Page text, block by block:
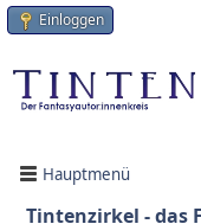
Einloggen
Hauptmenü
Tintenzirkel - das